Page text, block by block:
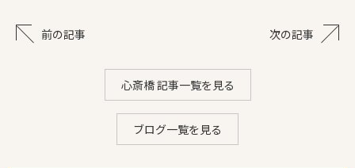
前の記事 次の記事
心斎橋 記事一覧を見る
ブログ一覧を見る